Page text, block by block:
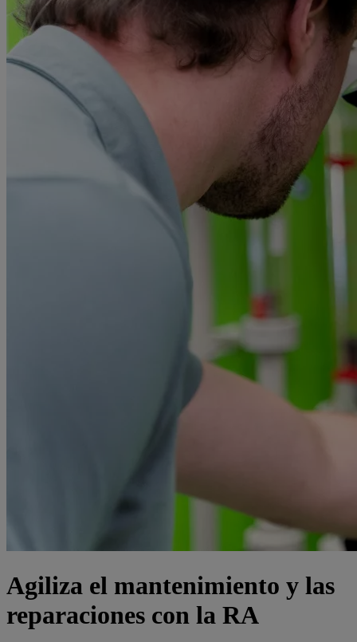
Agiliza el mantenimiento y las
reparaciones con la RA